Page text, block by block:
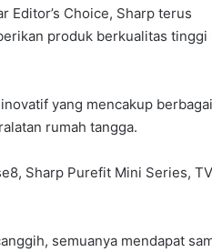
Editor’s Choice, Sharp terus
produk berkualitas tinggi
yang mencakup berbagai
rumah tangga.
Sharp Purefit Mini Series, TV
semuanya mendapat